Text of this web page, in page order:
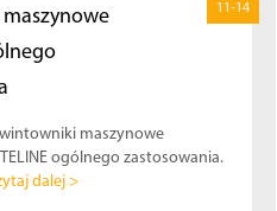
11-14
maszynowe
ogólnego zastosowania.
dalej >